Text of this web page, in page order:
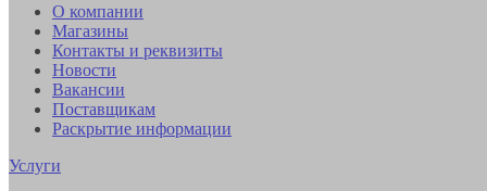
О компании
Магазины
Контакты и реквизиты
Новости
Вакансии
Поставщикам
Раскрытие информации
Услуги